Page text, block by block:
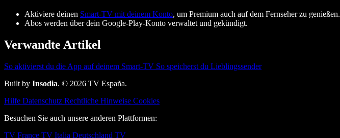
Aktiviere deinen Smart-TV mit deinem Konto, um Premium auch auf dem Fernseher zu genießen.
Abos werden über dein Google-Play-Konto verwaltet und gekündigt.
Verwandte Artikel
So aktivierst du die App auf deinem Smart-TV So speicherst du Lieblingssender
Built by Insodia. © 2026 TV España.
Hilfe Datenschutz Rechtliche Hinweise Cookies
Besuchen Sie auch unsere anderen Plattformen:
TV France TV Italia Deutschland TV